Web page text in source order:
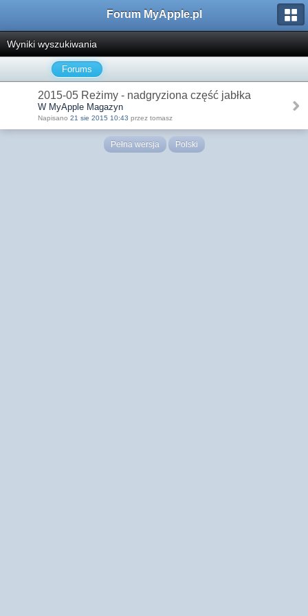
Forum MyApple.pl
Wyniki wyszukiwania
Forums
2015-05 Reżimy - nadgryziona część jabłka
W MyApple Magazyn
Napisano 21 sie 2015 10:43 przez tomasz
Pełna wersja Polski